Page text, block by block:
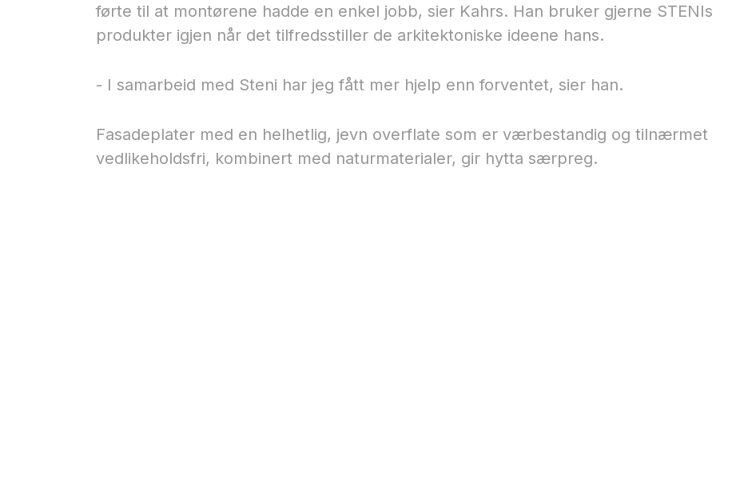
førte til at montørene hadde en enkel jobb, sier Kahrs. Han bruker gjerne STENIs
produkter igjen når det tilfredsstiller de arkitektoniske ideene hans.
- I samarbeid med Steni har jeg fått mer hjelp enn forventet, sier han.
Fasadeplater med en helhetlig, jevn overflate som er værbestandig og tilnærmet
vedlikeholdsfri, kombinert med naturmaterialer, gir hytta særpreg.